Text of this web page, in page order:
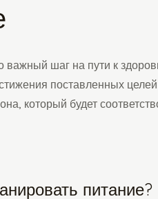
шаг на пути к
поставленных
который будет
питание?